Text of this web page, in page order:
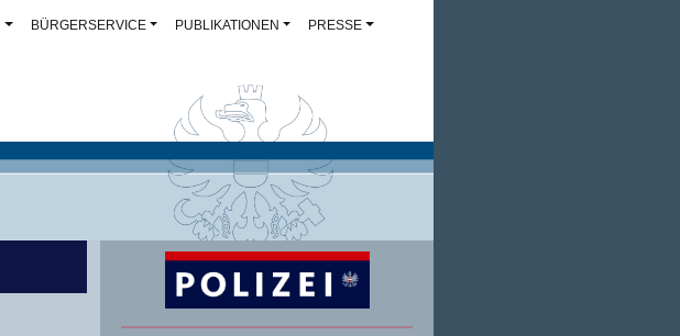
BÜRGERSERVICE PUBLIKATIONEN PRESSE